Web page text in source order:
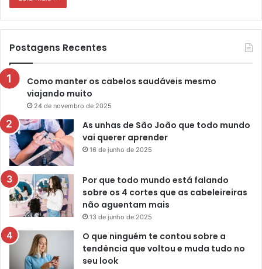
Postagens Recentes
Como manter os cabelos saudáveis mesmo
viajando muito
24 de novembro de 2025
As unhas de São João que todo mundo
vai querer aprender
16 de junho de 2025
Por que todo mundo está falando
sobre os 4 cortes que as cabeleireiras
não aguentam mais
13 de junho de 2025
O que ninguém te contou sobre a
tendência que voltou e muda tudo no
seu look